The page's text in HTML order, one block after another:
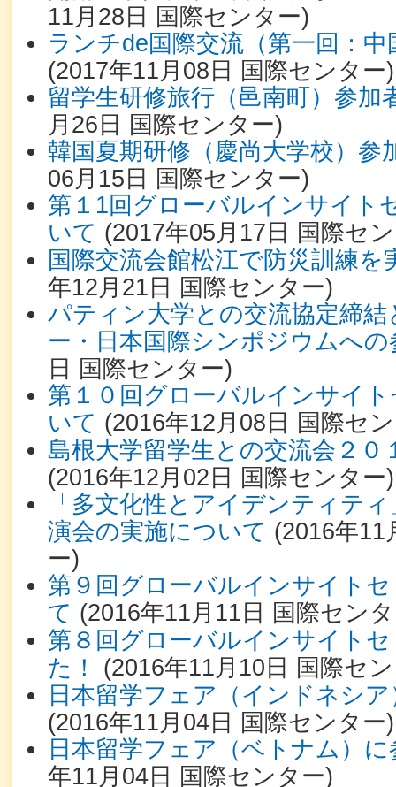
11月28日 国際センター)
ランチde国際交流（第一回：
(2017年11月08日 国際センター)
留学生研修旅行（邑南町）参加
月26日 国際センター)
韓国夏期研修（慶尚大学校）参
06月15日 国際センター)
第１1回グローバルインサイト
いて (2017年05月17日 国際セ
国際交流会館松江で防災訓練を
年12月21日 国際センター)
パティン大学との交流協定締
ー・日本国際シンポジウムへの
日 国際センター)
第１０回グローバルインサイ
いて (2016年12月08日 国際セ
島根大学留学生との交流会２０
(2016年12月02日 国際センター)
「多文化性とアイデンティテ
演会の実施について (2016年11
ー)
第９回グローバルインサイト
て (2016年11月11日 国際セン
第８回グローバルインサイト
た！
(2016年11月10日 国際セ
日本留学フェア（インドネシ
(2016年11月04日 国際センター)
日本留学フェア（ベトナム）
年11月04日 国際センター)